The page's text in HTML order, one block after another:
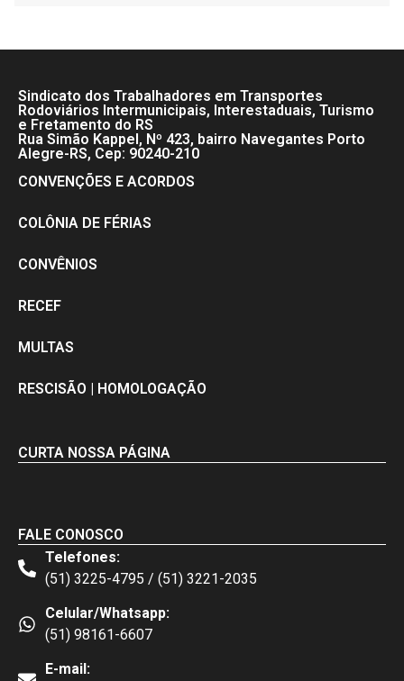
Sindicato dos Trabalhadores em Transportes
Rodoviários Intermunicipais, Interestaduais, Turismo
e Fretamento do RS
Rua Simão Kappel, Nº 423, bairro Navegantes Porto
Alegre-RS, Cep: 90240-210
CONVENÇÕES E ACORDOS
COLÔNIA DE FÉRIAS
CONVÊNIOS
RECEF
MULTAS
RESCISÃO | HOMOLOGAÇÃO
CURTA NOSSA PÁGINA
FALE CONOSCO
Telefones:
(51) 3225-4795 / (51) 3221-2035
Celular/Whatsapp:
(51) 98161-6607
E-mail: